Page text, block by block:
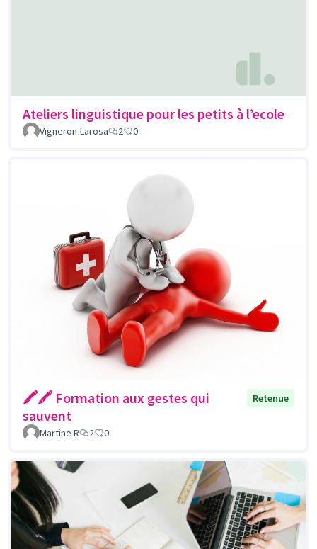
Ateliers linguistique pour les petits à l’ecole
Vigneron-Larosa 2 0
🖍🖍 Formation aux gestes qui
sauvent
Retenue
Martine R 2 0